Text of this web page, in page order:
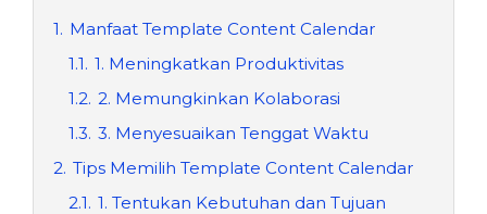
1. Manfaat Template Content Calendar
1.1. 1. Meningkatkan Produktivitas
1.2. 2. Memungkinkan Kolaborasi
1.3. 3. Menyesuaikan Tenggat Waktu
2. Tips Memilih Template Content Calendar
2.1. 1. Tentukan Kebutuhan dan Tujuan